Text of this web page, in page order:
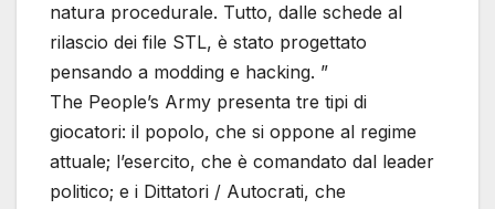
natura procedurale. Tutto, dalle schede al
rilascio dei file STL, è stato progettato
pensando a modding e hacking. ”
The People’s Army presenta tre tipi di
giocatori: il popolo, che si oppone al regime
attuale; l’esercito, che è comandato dal leader
politico; e i Dittatori / Autocrati, che